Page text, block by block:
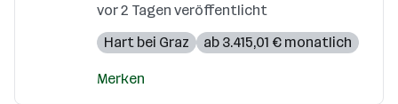
vor 2 Tagen veröffentlicht
Hart bei Graz
ab 3.415,01 € monatlich
Merken